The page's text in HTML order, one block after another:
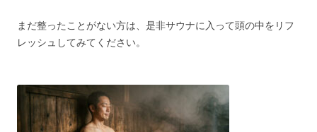
まだ整ったことがない方は、是非サウナに入って頭の中をリフ
レッシュしてみてください。